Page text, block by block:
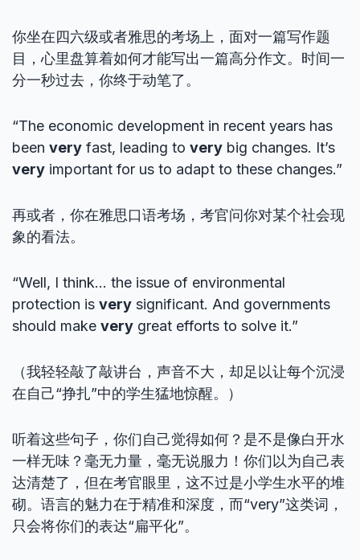
你坐在四六级或者雅思的考场上，面对一篇写作题
目，心里盘算着如何才能写出一篇高分作文。时间一
分一秒过去，你终于动笔了。
“The economic development in recent years has
been very fast, leading to very big changes. It’s
very important for us to adapt to these changes.”
再或者，你在雅思口语考场，考官问你对某个社会现
象的看法。
“Well, I think… the issue of environmental
protection is very significant. And governments
should make very great efforts to solve it.”
（我轻轻敲了敲讲台，声音不大，却足以让每个沉浸
在自己“挣扎”中的学生猛地惊醒。）
听着这些句子，你们自己觉得如何？是不是像白开水
一样无味？毫无力量，毫无说服力！你们以为自己表
达清楚了，但在考官眼里，这不过是小学生水平的堆
砌。语言的魅力在于精准和深度，而“very”这类词，
只会将你们的表达“扁平化”。